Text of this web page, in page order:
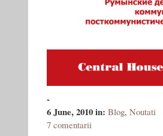
-
6 June, 2010in: Blog, Noutati
7 comentarii